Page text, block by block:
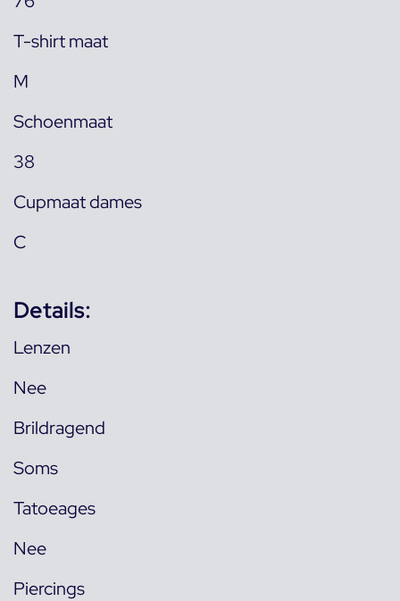
T-shirt maat
M
Schoenmaat
38
Cupmaat dames
C
Details:
Lenzen
Nee
Brildragend
Soms
Tatoeages
Nee
Piercings